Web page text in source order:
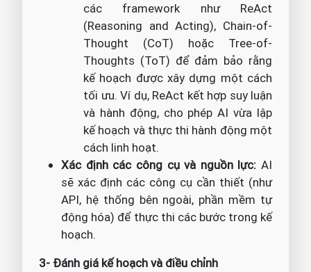
các framework như ReAct
(Reasoning and Acting), Chain-of-
Thought (CoT) hoặc Tree-of-
Thoughts (ToT) để đảm bảo rằng
kế hoạch được xây dựng một cách
tối ưu. Ví dụ, ReAct kết hợp suy luận
và hành động, cho phép AI vừa lập
kế hoạch và thực thi hành động một
cách linh hoạt.
Xác định các công cụ và nguồn lực: AI
sẽ xác định các công cụ cần thiết (như
API, hệ thống bên ngoài, phần mềm tự
động hóa) để thực thi các bước trong kế
hoạch.
3- Đánh giá kế hoạch và điều chỉnh